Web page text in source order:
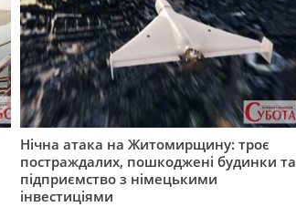
Нічна атака на Житомирщину: троє
постраждалих, пошкоджені будинки та
підприємство з німецькими
інвестиціями